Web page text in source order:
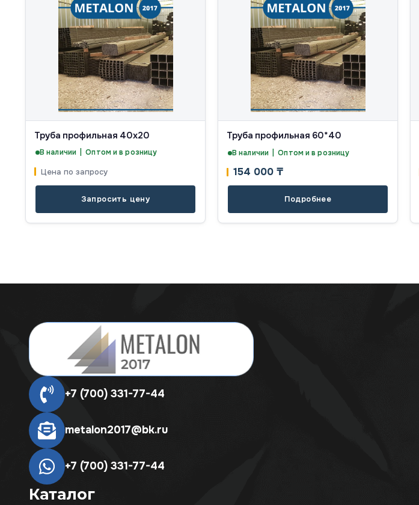
Труба профильная 40х20
В наличии | Оптом и в розницу
Цена по запросу
Запросить цену
Труба профильная 60*40
В наличии | Оптом и в розницу
154 000 ₸
Подробнее
+7 (700) 331-77-44
metalon2017@bk.ru
+7 (700) 331-77-44
Каталог